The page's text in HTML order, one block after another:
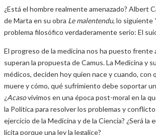
¿Está el hombre realmente amenazado? Albert
de Marta en su obra Le malentendu, lo siguiente
problema filosófico verdaderamente serio: El
El progreso de la medicina nos ha puesto frente
superan la propuesta de Camus. La Medicina y
médicos, deciden hoy quien nace y cuando, con
muere y cómo, qué sufrimiento debe soportar
¿Acasovivimos en una época post-moral en la
la Política para resolver los problemas y
ejercicio de la Medicina y de la Ciencia? ¿Será la
lícita porque una ley la legalice?